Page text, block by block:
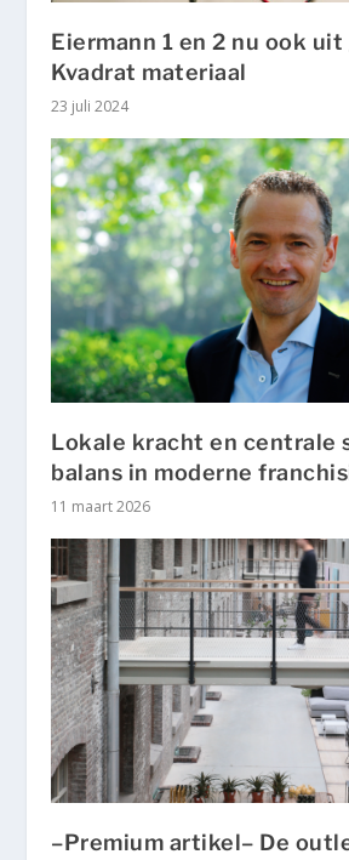
Eiermann 1 en 2 nu ook
Kvadrat materiaal
23 juli 2024
Lokale kracht en centrale
balans in moderne
11 maart 2026
–Premium artikel– De